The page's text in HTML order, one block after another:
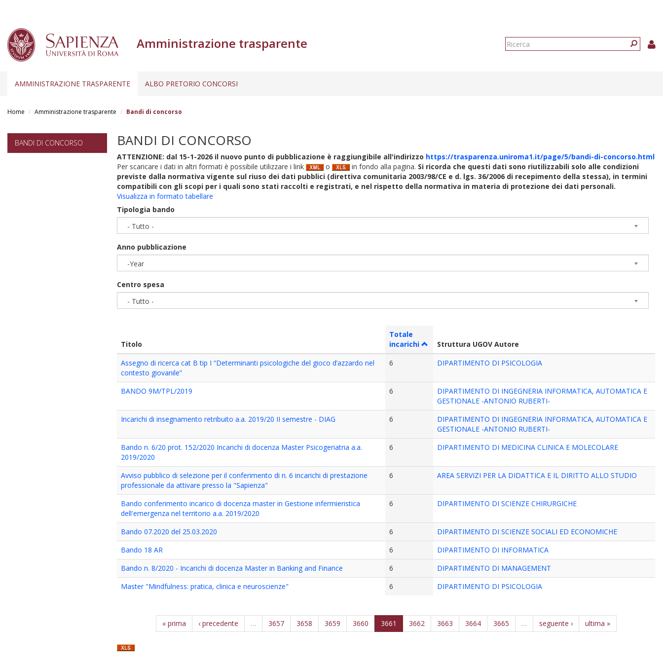
Amministrazione trasparente
Form
AMMINISTRAZIONE TRASPARENTE ALBO PRETORIO CONCORSI
Home Amministrazione trasparente Bandi di concorso
BANDI DI CONCORSO BANDI DI CONCORSO
ATTENZIONE: dal 15-1-2026 il nuovo punto di pubblicazione è raggiungibile all'indirizzo https://trasparenza.uniroma1.it/page/5/bandi-di-concorso.html
Per scaricare i dati in altri formati è possibile utilizzare i link
o in fondo alla pagina. Si ricorda che questi dati sono riutilizzabili solo alle condizioni
previste dalla normativa vigente sul riuso dei dati pubblici (direttiva comunitaria 2003/98/CE e d. lgs. 36/2006 di recepimento della stessa), in termini
compatibili con gli scopi per i quali sono stati raccolti e registrati, e nel rispetto della normativa in materia di protezione dei dati personali.
Visualizza in formato tabellare
Tipologia bando
- Tutto -
Anno pubblicazione
-Year
Centro spesa
- Tutto -
Titolo
Totale
incarichi
Struttura UGOV Autore
Assegno di ricerca cat B tip I “Determinanti psicologiche del gioco d’azzardo nel
contesto giovanile”
6 DIPARTIMENTO DI PSICOLOGIA
BANDO 9M/TPL/2019 6
DIPARTIMENTO DI INGEGNERIA INFORMATICA, AUTOMATICA E
GESTIONALE -ANTONIO RUBERTI-
Incarichi di insegnamento retribuito a.a. 2019/20 II semestre - DIAG
6
DIPARTIMENTO DI INGEGNERIA INFORMATICA, AUTOMATICA E
GESTIONALE -ANTONIO RUBERTI-
Bando n. 6/20 prot. 152/2020 Incarichi di docenza Master Psicogeriatria a.a.
2019/2020
6 DIPARTIMENTO DI MEDICINA CLINICA E MOLECOLARE
Avviso pubblico di selezione per il conferimento di n. 6 incarichi di prestazione
professionale da attivare presso la "Sapienza"
6 AREA SERVIZI PER LA DIDATTICA E IL DIRITTO ALLO STUDIO
Bando conferimento incarico di docenza master in Gestione infermieristica
dell'emergenza nel territorio a.a. 2019/2020
6 DIPARTIMENTO DI SCIENZE CHIRURGICHE
Bando 07.2020 del 25.03.2020 6
DIPARTIMENTO DI SCIENZE SOCIALI ED ECONOMICHE
Bando 18 AR
6
DIPARTIMENTO DI INFORMATICA
Bando n. 8/2020 - Incarichi di docenza Master in Banking and Finance
6
DIPARTIMENTO DI MANAGEMENT
Master "Mindfulness: pratica, clinica e neuroscienze"
6 DIPARTIMENTO DI PSICOLOGIA
« prima ‹ precedente … 3657 3658 3659 3660 3661 3662 3663 3664 3665 … seguente › ultima »